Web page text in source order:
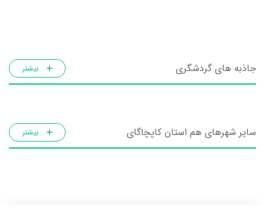
جاذبه های گردشگری بیشتر
سایر شهرهای هم استان کاپچاگای بیشتر